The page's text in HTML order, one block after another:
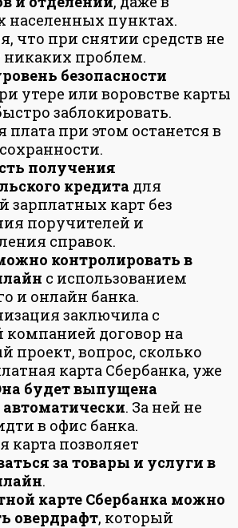
населенных пунктах.
что при снятии средств не
никаких проблем.
безопасности
утере или воровстве карты
заблокировать.
плата при этом останется в
получения
кредита для
зарплатных карт без
поручителей и
справок.
контролировать в
с использованием
и онлайн банка.
заключила с
компанией договор на
проект, вопрос, сколько
карта Сбербанка, уже
будет выпущена
автоматически. За ней не
в офис банка.
карта позволяет
за товары и услуги в
.
карте Сбербанка можно
овердрафт, который